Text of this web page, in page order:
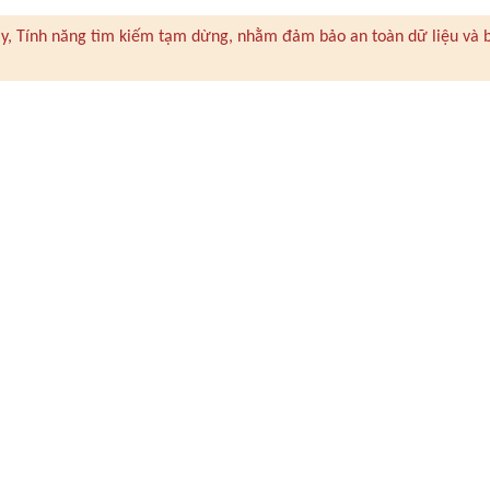
Tính năng tìm kiếm tạm dừng, nhằm đảm bảo an toàn dữ liệu và